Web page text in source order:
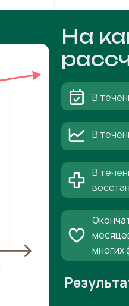
На
В
В
В
многих